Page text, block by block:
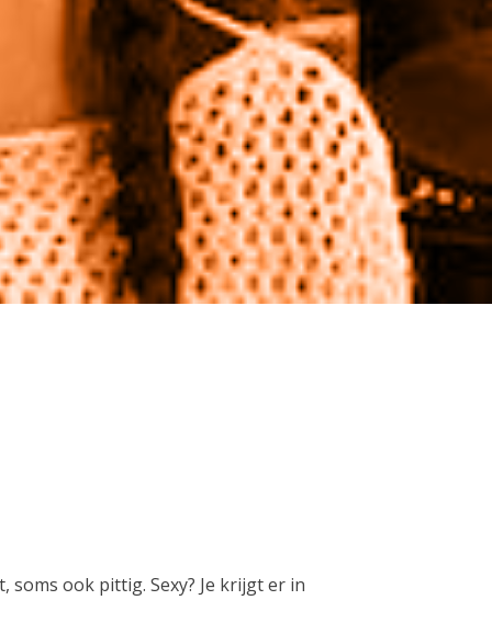
soms ook pittig. Sexy? Je krijgt er in